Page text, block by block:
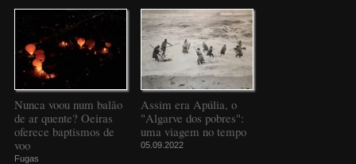
Nunca voou num balão
de ar quente? Oeiras
oferece baptismos de
voo
Fugas
Assim era Apúlia, o
"Algarve dos pobres":
uma viagem no tempo
05.09.2022